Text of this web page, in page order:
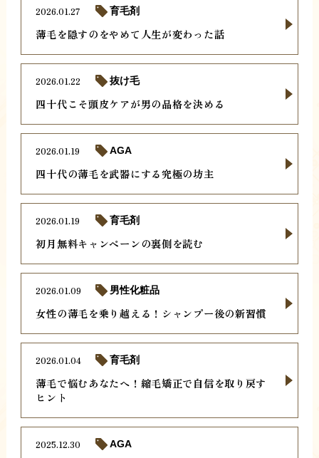
薄毛を隠すのをやめて人生が変わった話
2026.01.27 育毛剤
四十代こそ頭皮ケアが男の品格を決める
2026.01.22 抜け毛
四十代の薄毛を武器にする究極の坊主
2026.01.19 AGA
初月無料キャンペーンの裏側を読む
2026.01.19 育毛剤
女性の薄毛を乗り越える！シャンプー後の新習慣
2026.01.09 男性化粧品
薄毛で悩むあなたへ！縮毛矯正で自信を取り戻す
ヒント
2026.01.04 育毛剤
2025.12.30 AGA